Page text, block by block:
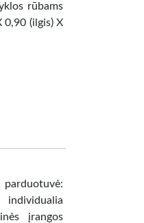
rūbams
0,90 (ilgis) X
įrangos